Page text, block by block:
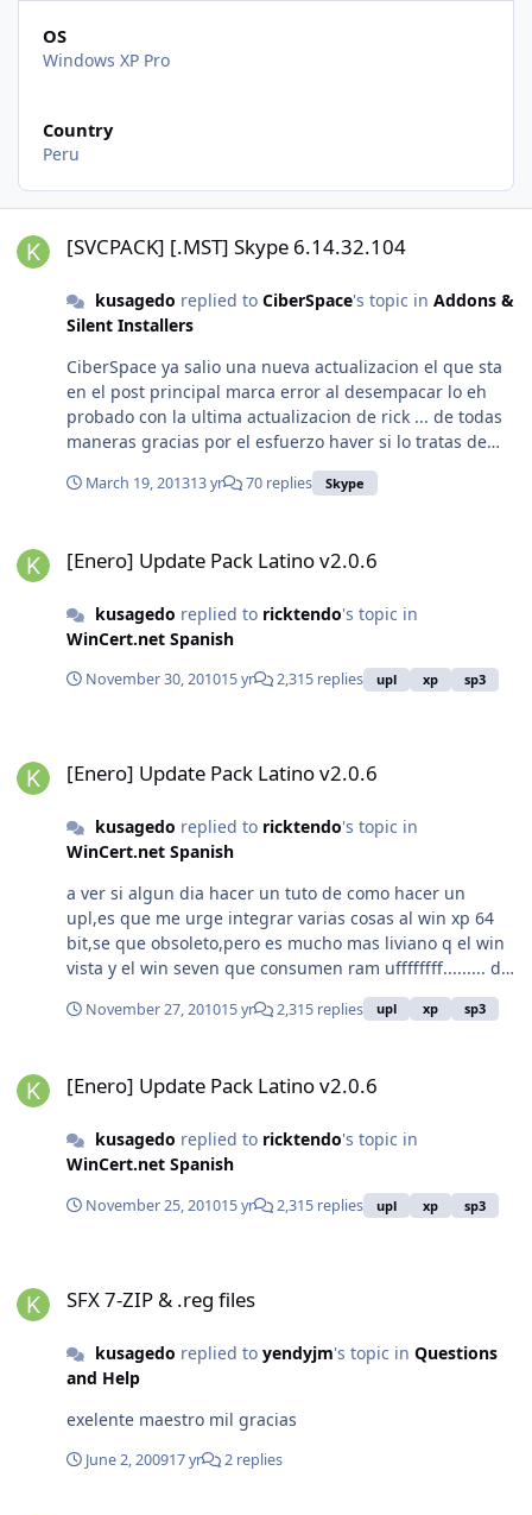
OS
Windows XP Pro
Country
Peru
[SVCPACK] [.MST] Skype 6.14.32.104
kusagedo replied to CiberSpace's topic in Addons &
Silent Installers
CiberSpace ya salio una nueva actualizacion el que sta
en el post principal marca error al desempacar lo eh
probado con la ultima actualizacion de rick ... de todas
maneras gracias por el esfuerzo haver si lo tratas de
March 19, 201313 yr 70 replies Skype
[Enero] Update Pack Latino v2.0.6
kusagedo replied to ricktendo's topic in
WinCert.net Spanish
November 30, 201015 yr 2,315 replies upl xp sp3
[Enero] Update Pack Latino v2.0.6
kusagedo replied to ricktendo's topic in
WinCert.net Spanish
a ver si algun dia hacer un tuto de como hacer un
upl,es que me urge integrar varias cosas al win xp 64
bit,se que obsoleto,pero es mucho mas liviano q el win
vista y el win seven que consumen ram uffffffff......... de
trabajo.......esperando nueva update
November 27, 201015 yr 2,315 replies upl xp sp3
[Enero] Update Pack Latino v2.0.6
kusagedo replied to ricktendo's topic in
WinCert.net Spanish
November 25, 201015 yr 2,315 replies upl xp sp3
SFX 7-ZIP & .reg files
kusagedo replied to yendyjm's topic in Questions
and Help
exelente maestro mil gracias
June 2, 200917 yr 2 replies